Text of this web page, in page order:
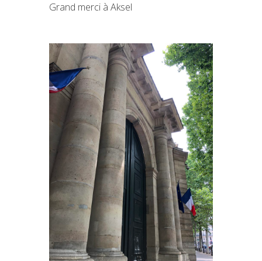
Grand merci à Aksel